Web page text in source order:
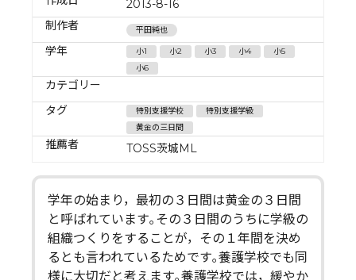
2013-8-16
制作者
平田純也
学年 小1 小2 小3 小4
小5
小6
カテゴリー
タグ
特別支援学校
特別支援学級
黄金の三日間
推薦者 TOSS茨城ML
学年の始まり，最初の３日間は黄金の３日間
と呼ばれています｡その３日間のうちに学級の
組織つくりをすることが，その１年間を決め
るとも言われているためです｡養護学校でも同
様に大切だと考えます｡養護学校では，緩やか